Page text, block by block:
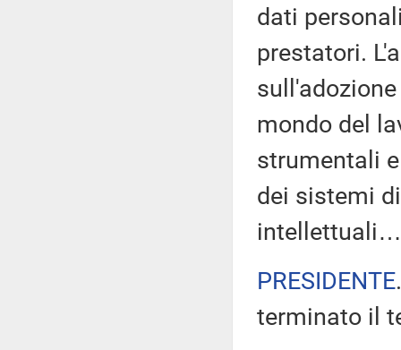
dati
prestatori.
mondo del
strumentali
dei sistemi
intellettuali…
PRESIDENTE
terminato il